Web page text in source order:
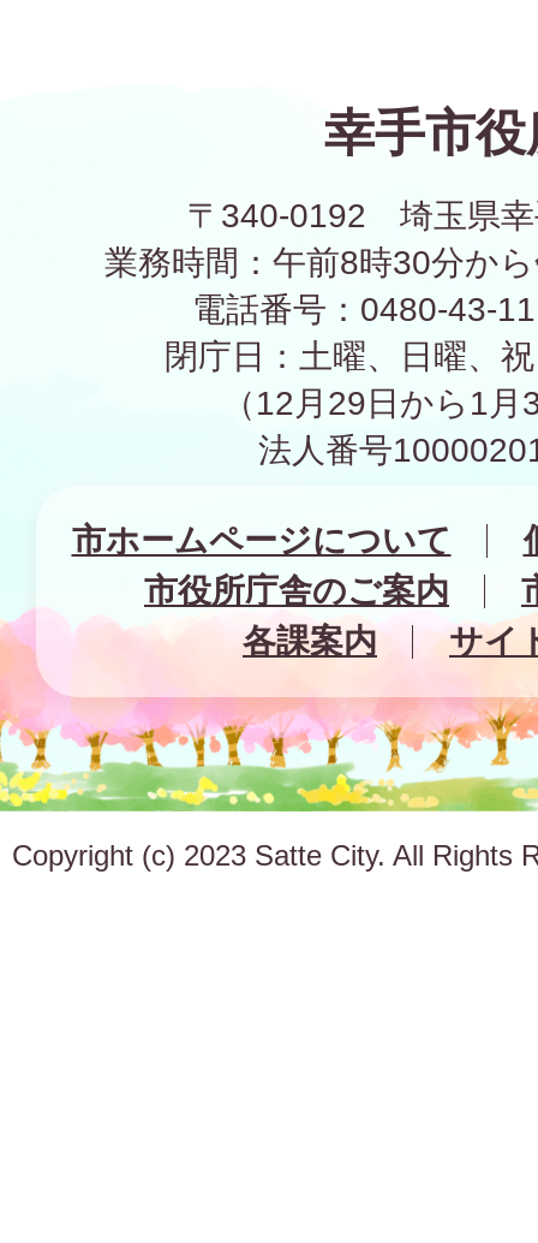
幸手市役
〒340-0192 埼玉県幸
業務時間：午前8時30分か
電話番号：0480-43-
閉庁日：土曜、日曜、
（12月29日から1
法人番号
市ホームページについて
市役所庁舎のご案内
各課案内
サイ
Copyright (c) 2023 Satte City. All Rights